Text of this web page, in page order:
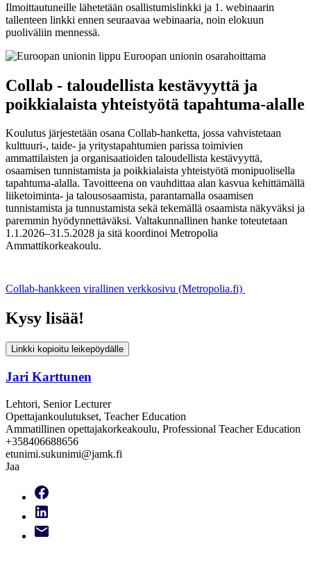
Ilmoittautuneille lähetetään osallistumislinkki ja 1. webinaarin
tallenteen linkki ennen seuraavaa webinaaria, noin elokuun
puoliväliin mennessä.
Collab - taloudellista kestävyyttä ja
poikkialaista yhteistyötä tapahtuma-alalle
Koulutus järjestetään osana Collab-hanketta, jossa vahvistetaan
kulttuuri-, taide- ja yritystapahtumien parissa toimivien
ammattilaisten ja organisaatioiden taloudellista kestävyyttä,
osaamisen tunnistamista ja poikkialaista yhteistyötä monipuolisella
tapahtuma-alalla. Tavoitteena on vauhdittaa alan kasvua kehittämällä
liiketoiminta- ja talousosaamista, parantamalla osaamisen
tunnistamista ja tunnustamista sekä tekemällä osaamista näkyväksi ja
paremmin hyödynnettäväksi. Valtakunnallinen hanke toteutetaan
1.1.2026–31.5.2028 ja sitä koordinoi Metropolia
Ammattikorkeakoulu.
Collab-hankkeen virallinen verkkosivu (Metropolia.fi)
Kysy lisää!
Linkki kopioitu leikepöydälle
Jari Karttunen
Lehtori, Senior Lecturer
Opettajankoulutukset, Teacher Education
Ammatillinen opettajakorkeakoulu, Professional Teacher Education
+358406688656
etunimi.sukunimi@jamk.fi
Jaa